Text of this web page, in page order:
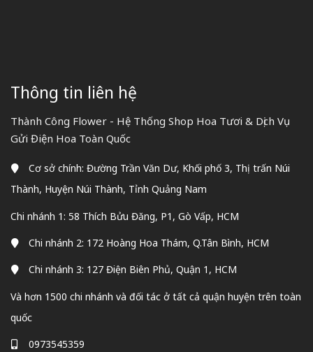
Thông tin liên hệ
Thành Công Flower - Hệ Thống Shop Hoa Tươi & Dịch Vụ
Gửi Điện Hoa Toàn Quốc
Cơ sở chính: Đường Trần Văn Dư, Khối phố 3, Thị trấn Núi
Thành, Huyện Núi Thành, Tỉnh Quảng Nam
Chi nhánh 1: 58 Thích Bửu Đăng, P1, Gò Vấp, HCM
Chi nhánh 2: 172 Hoàng Hoa Thám, Q.Tân Bình, HCM
Chi nhánh 3: 127 Điện Biên Phủ, Quận 1, HCM
Và hơn 1500 chi nhánh và đối tác ở tất cả quận huyện trên toàn
quốc
0973545359